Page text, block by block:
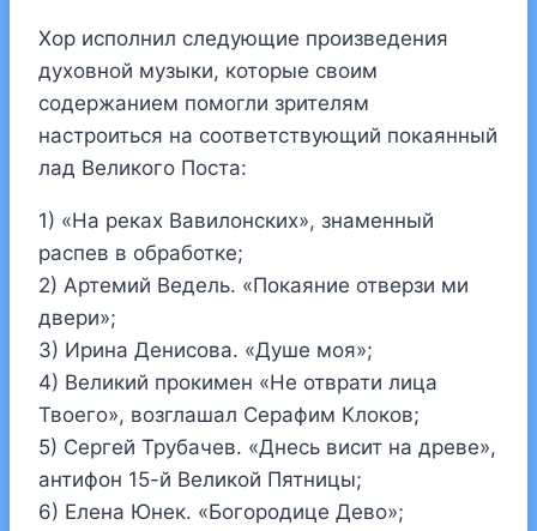
Хор исполнил следующие произведения
духовной музыки, которые своим
содержанием помогли зрителям
настроиться на соответствующий покаянный
лад Великого Поста:
1) «На реках Вавилонских», знаменный
распев в обработке;
2) Артемий Ведель. «Покаяние отверзи ми
двери»;
3) Ирина Денисова. «Душе моя»;
4) Великий прокимен «Не отврати лица
Твоего», возглашал Серафим Клоков;
5) Сергей Трубачев. «Днесь висит на древе»,
антифон 15-й Великой Пятницы;
6) Елена Юнек. «Богородице Дево»;